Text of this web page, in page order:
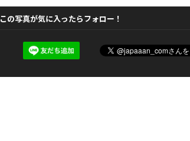
この写真が気に入ったらフォロー！